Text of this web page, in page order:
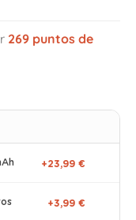
269puntos de
+23,99 €
+3,99 €